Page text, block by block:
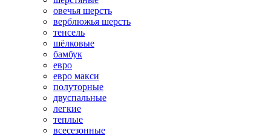
овечья шерсть
верблюжья шерсть
тенсель
шёлковые
бамбук
евро
евро макси
полуторные
двуспальные
легкие
теплые
всесезонные